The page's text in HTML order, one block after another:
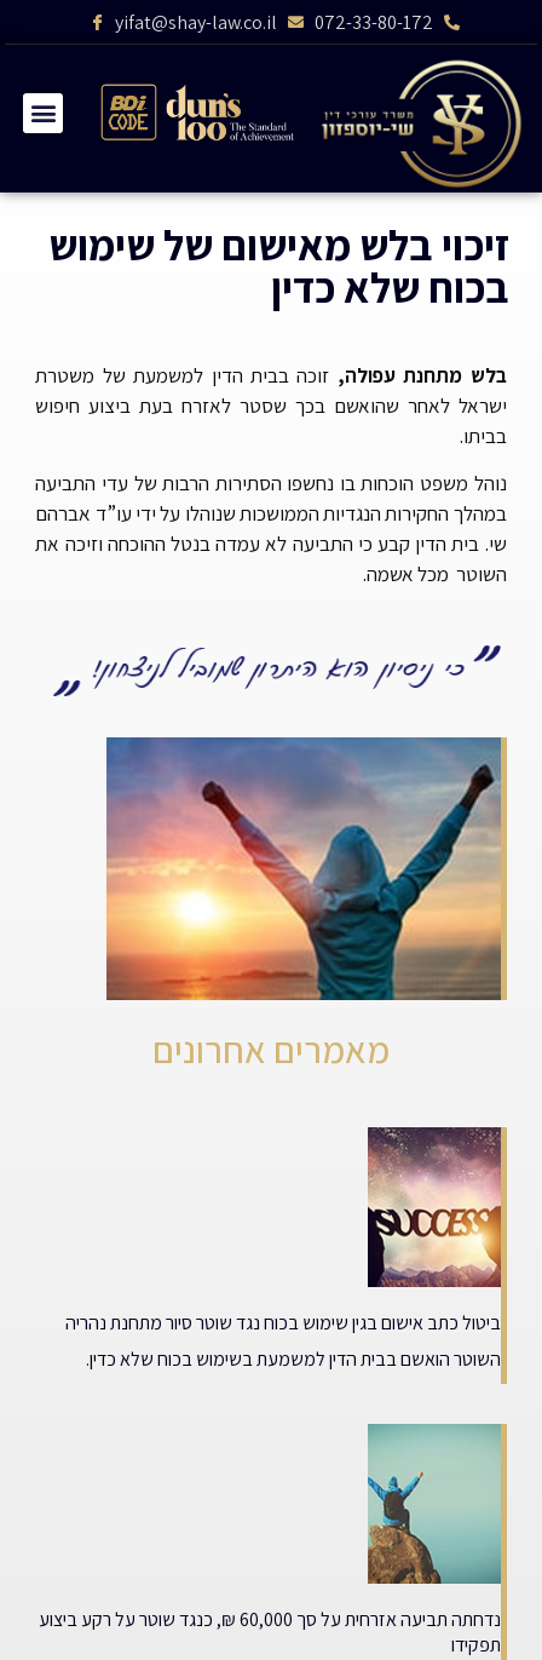
072-33-80-172
yifat@shay-law.co.il
זיכוי בלש מאישום של שימוש
בכוח שלא כדין
בלש מתחנת עפולה, זוכה בבית הדין למשמעת של משטרת
ישראל לאחר שהואשם בכך שסטר לאזרח בעת ביצוע חיפוש
בביתו.
נוהל משפט הוכחות בו נחשפו הסתירות הרבות של עדי התביעה
במהלך החקירות הנגדיות הממושכות שנוהלו על ידי עו”ד אברהם
שי. בית הדין קבע כי התביעה לא עמדה בנטל ההוכחה וזיכה את
השוטר מכל אשמה.
מאמרים אחרונים
ביטול כתב אישום בגין שימוש בכוח נגד שוטר סיור מתחנת נהריה
השוטר הואשם בבית הדין למשמעת בשימוש בכוח שלא כדין.
נדחתה תביעה אזרחית על סך 60,000 ₪, כנגד שוטר על רקע ביצוע
תפקידו